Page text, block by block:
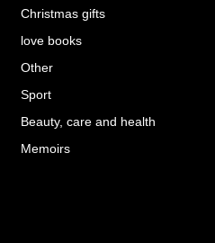
Christmas gifts
love books
Other
Sport
Beauty, care and health
Memoirs